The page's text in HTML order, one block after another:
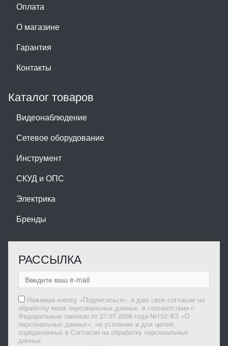
Оплата
О магазине
Гарантия
Контакты
Каталог товаров
Видеонаблюдение
Сетевое оборудование
Инструмент
СКУД и ОПС
Электрика
Бренды
РАССЫЛКА
Нажимая кнопку «Подписаться», я даю свое согласие на
обработку моих персональных данных, в соответствии с
Федеральным законом от 27.07.2006 года №152-ФЗ «О
персональных данных», на условиях и для целей,
определенных в Согласии на обработку персональных
данных